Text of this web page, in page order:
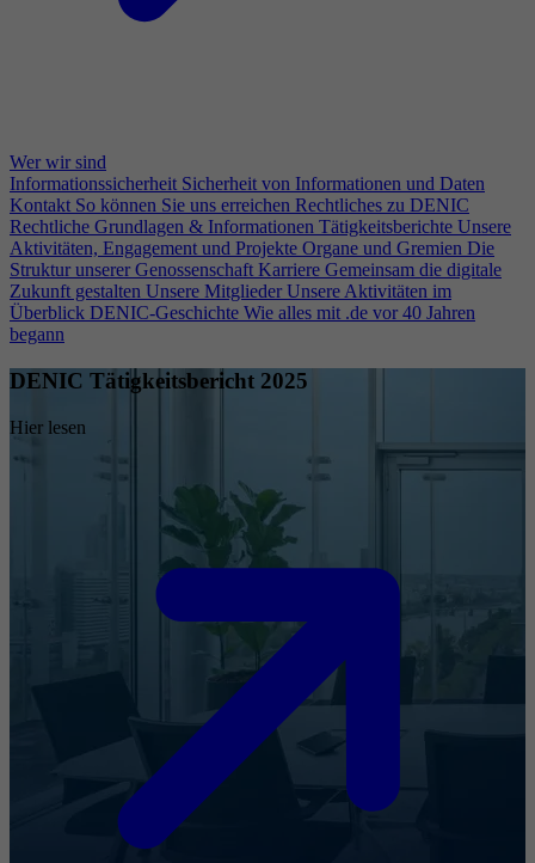
Wer wir sind
Informationssicherheit Sicherheit von Informationen und Daten
Kontakt So können Sie uns erreichen Rechtliches zu DENIC
Rechtliche Grundlagen & Informationen Tätigkeitsberichte Unsere
Aktivitäten, Engagement und Projekte Organe und Gremien Die
Struktur unserer Genossenschaft Karriere Gemeinsam die digitale
Zukunft gestalten Unsere Mitglieder Unsere Aktivitäten im
Überblick DENIC-Geschichte Wie alles mit .de vor 40 Jahren
begann
DENIC Tätigkeitsbericht 2025
Hier lesen